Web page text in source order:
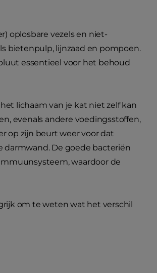
oplosbare vezels en niet-
bietenpulp, lijnzaad en pompoen.
essentieel voor het behoud
lichaam van je kat niet zelf kan
evenals andere voedingsstoffen,
op zijn beurt weer voor dat
De goede bacteriën
waardoor de
om te weten wat het verschil